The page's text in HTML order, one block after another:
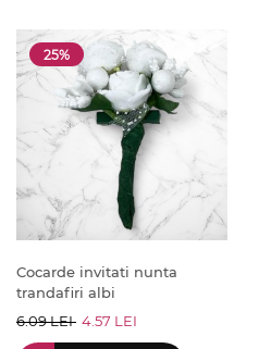
25%
Cocarde invitati nunta
trandafiri albi
6.09 LEI 4.57 LEI